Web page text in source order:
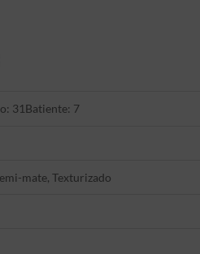
31 Batiente: 7
mate, Texturizado